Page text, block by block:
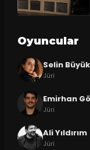
Oyuncular
Selin
Jüri
Emirhan
Jüri
Ali Yıldırım
Jüri